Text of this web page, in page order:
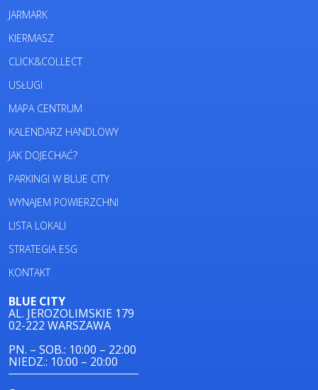
JARMARK
KIERMASZ
CLICK&COLLECT
USŁUGI
MAPA CENTRUM
KALENDARZ HANDLOWY
JAK DOJECHAĆ?
PARKINGI W BLUE CITY
WYNAJEM POWIERZCHNI
LISTA LOKALI
STRATEGIA ESG
KONTAKT
BLUE CITY
AL. JEROZOLIMSKIE 179
02-222 WARSZAWA
PN. – SOB.: 10:00 – 22:00
NIEDZ.: 10:00 – 20:00